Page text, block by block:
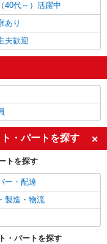
40代～）活躍中
あり
夫歓迎
・パートを探す
トを探す
ー・配達
製造・物流
・パートを探す